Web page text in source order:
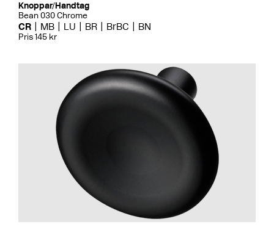
Knoppar/Handtag
Bean 030 Chrome
CR MB LU BR BrBC BN
Pris 145 kr